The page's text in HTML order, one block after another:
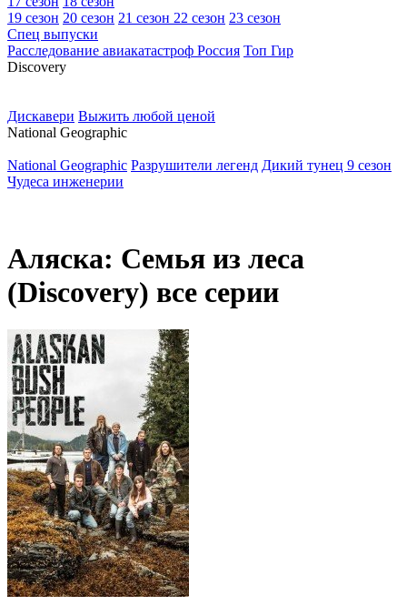
19 сезон 20 сезон 21 сезон 22 сезон 23 сезон
Спец выпуски
Расследование авиакатастроф Россия Топ Гир
Discovery
Дискавери Выжить любой ценой
National Geographic
National Geographic Разрушители легенд Дикий тунец 9 сезон
Чудеса инженерии
Аляска: Семья из леса
(Discovery) все серии